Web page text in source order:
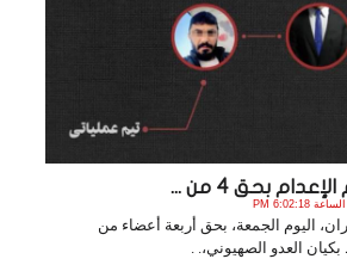
بحق 4 من ...
اليوم الجمعة، بحق أربعة أعضاء من
العدو الصهيوني،. .